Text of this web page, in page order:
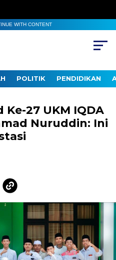
WITH CONTENT
POLITIK PENDIDIKAN
27 UKM IQDA
Nuruddin: Ini